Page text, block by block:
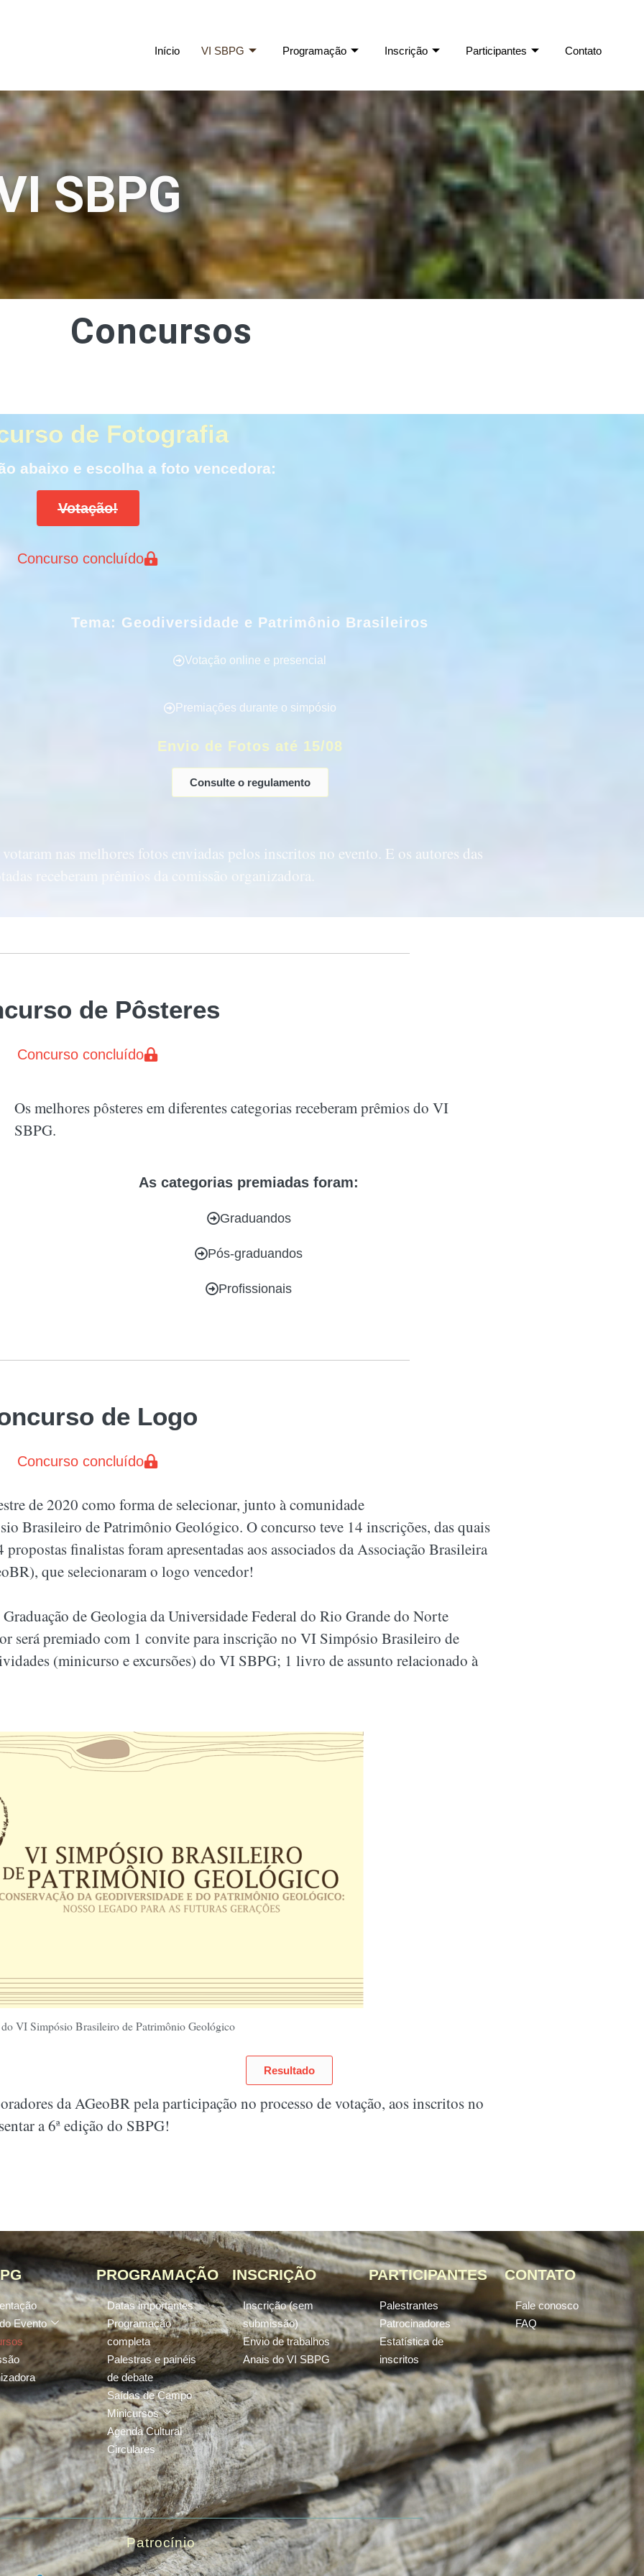
Início VI SBPG Programação Inscrição Participantes Contato
SBPG
Concursos
de Fotografia
abaixo e escolha a foto vencedora:
Votação!
Concurso concluído
Tema: Geodiversidade e Patrimônio Brasileiros
Votação online e presencial
Premiações durante o simpósio
Envio de Fotos até 15/08
Consulte o regulamento
nas melhores fotos enviadas pelos inscritos no evento. E os autores das
receberam prêmios da comissão organizadora.
de Pôsteres
Concurso concluído
Os melhores pôsteres em diferentes categorias receberam prêmios do VI
SBPG.
As categorias premiadas foram:
Graduandos
Pós-graduandos
Profissionais
de Logo
Concurso concluído
de 2020 como forma de selecionar, junto à comunidade
Brasileiro de Patrimônio Geológico. O concurso teve 14 inscrições, das quais
finalistas foram apresentadas aos associados da Associação Brasileira
que selecionaram o logo vencedor!
de Geologia da Universidade Federal do Rio Grande do Norte
será premiado com 1 convite para inscrição no VI Simpósio Brasileiro de
(minicurso e excursões) do VI SBPG; 1 livro de assunto relacionado à
VI Simpósio Brasileiro de Patrimônio Geológico
Resultado
da AGeoBR pela participação no processo de votação, aos inscritos no
a 6ª edição do SBPG!
Evento
PROGRAMAÇÃO
Datas importantes
Programação
completa
Palestras e painéis
de debate
Saídas de Campo
Minicursos
Agenda Cultural
Circulares
INSCRIÇÃO
Inscrição (sem
submissão)
Envio de trabalhos
Anais do VI SBPG
PARTICIPANTES
Palestrantes
Patrocinadores
Estatística de
inscritos
CONTATO
Fale conosco
FAQ
Patrocínio